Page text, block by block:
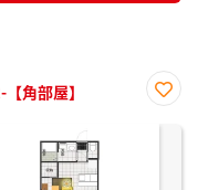
角部屋】
に入